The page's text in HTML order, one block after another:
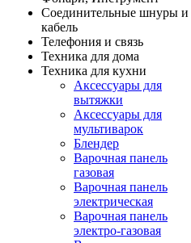
Соединительные шнуры и
кабель
Телефония и связь
Техника для дома
Техника для кухни
Аксессуары для
вытяжки
Аксессуары для
мультиварок
Блендер
Варочная панель
газовая
Варочная панель
электрическая
Варочная панель
электро-газовая